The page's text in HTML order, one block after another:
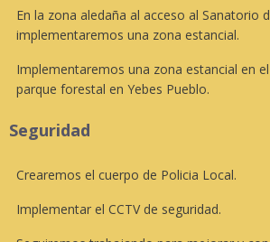
En la zona aledaña al acceso al Sanatorio
implementaremos una zona estancial.
Implementaremos una zona estancial en
parque forestal en Yebes Pueblo.
Seguridad
Crearemos el cuerpo de Policia Local.
Implementar el CCTV de seguridad.